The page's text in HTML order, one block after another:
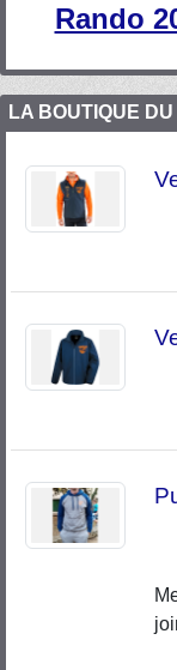
Rando
LA BOUTIQUE